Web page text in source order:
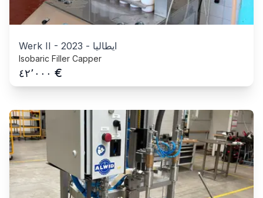
Werk II - 2023 - ايطاليا
Isobaric Filler Capper
٤٢٬٠٠٠ €